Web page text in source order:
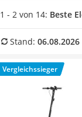
Nachtsichtgerät
Handgepäck-Koffer
Wanderschuhe
Sicherheitsweste
mit einigen
Fahrerlaubnis
Straßenzulassung
August 2026
Eigenschaften.
1 - 2 von 14: Beste
Stand: 06.08.2026
Vergleichssieger